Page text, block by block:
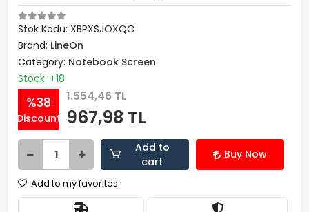
Stok Kodu: XBPXSJOXQO
Brand: LineOn
Category: Notebook Screen
Stock: +18
%38
Discount
1.554,46 TL
967,98 TL
Add to
cart
Buy Now
Add to my favorites